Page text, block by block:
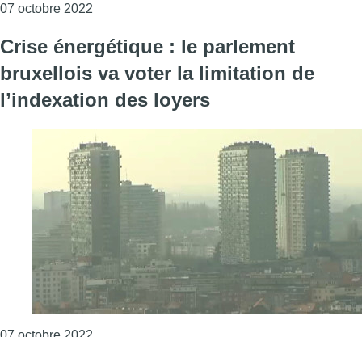
07 octobre 2022
Crise énergétique : le parlement
bruxellois va voter la limitation de
l’indexation des loyers